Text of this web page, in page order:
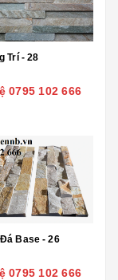
Đá Trang Trí - 28
0795 102 666
Base - 26
0795 102 666